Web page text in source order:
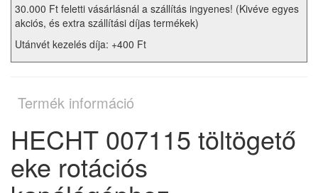
30.000 Ft feletti vásárlásnál a szállítás ingyenes! (Kivéve egyes
akciós, és extra szállítási díjas termékek)
Utánvét kezelés díja: +400 Ft
Termék információ
HECHT 007115 töltögető
eke rotációs